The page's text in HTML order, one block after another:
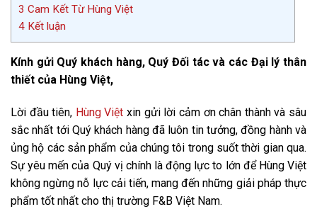
3 Cam Kết Từ Hùng Việt
4 Kết luận
Kính gửi Quý khách hàng, Quý Đối tác và các Đại lý thân
thiết của Hùng Việt,
Lời đầu tiên, Hùng Việt xin gửi lời cảm ơn chân thành và sâu
sắc nhất tới Quý khách hàng đã luôn tin tưởng, đồng hành và
ủng hộ các sản phẩm của chúng tôi trong suốt thời gian qua.
Sự yêu mến của Quý vị chính là động lực to lớn để Hùng Việt
không ngừng nỗ lực cải tiến, mang đến những giải pháp thực
phẩm tốt nhất cho thị trường F&B Việt Nam.